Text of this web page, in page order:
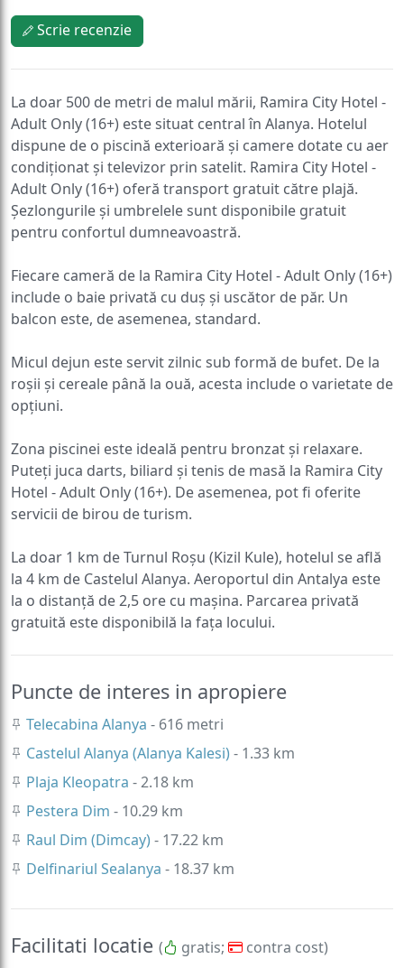
Scrie recenzie
La doar 500 de metri de malul mării, Ramira City Hotel -
Adult Only (16+) este situat central în Alanya. Hotelul
dispune de o piscină exterioară și camere dotate cu aer
condiționat și televizor prin satelit. Ramira City Hotel -
Adult Only (16+) oferă transport gratuit către plajă.
Șezlongurile și umbrelele sunt disponibile gratuit
pentru confortul dumneavoastră.
Fiecare cameră de la Ramira City Hotel - Adult Only (16+)
include o baie privată cu duș și uscător de păr. Un
balcon este, de asemenea, standard.
Micul dejun este servit zilnic sub formă de bufet. De la
roșii și cereale până la ouă, acesta include o varietate de
opțiuni.
Zona piscinei este ideală pentru bronzat și relaxare.
Puteți juca darts, biliard și tenis de masă la Ramira City
Hotel - Adult Only (16+). De asemenea, pot fi oferite
servicii de birou de turism.
La doar 1 km de Turnul Roșu (Kizil Kule), hotelul se află
la 4 km de Castelul Alanya. Aeroportul din Antalya este
la o distanță de 2,5 ore cu mașina. Parcarea privată
gratuită este disponibilă la fața locului.
Puncte de interes in apropiere
Telecabina Alanya - 616 metri
Castelul Alanya (Alanya Kalesi)- 1.33 km
Plaja Kleopatra - 2.18 km
Pestera Dim - 10.29 km
Raul Dim (Dimcay)- 17.22 km
Delfinariul Sealanya - 18.37 km
Facilitati locatie ( gratis; contra cost)